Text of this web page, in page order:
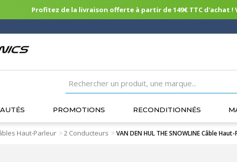
Profitez de la livraison offerte à partir de 149€ TTC d'achat
PROMOTIONS RECONDITIONNÉS
Haut-Parleur >2 Conducteurs >VAN DEN HUL THE SNOWLINE Câble